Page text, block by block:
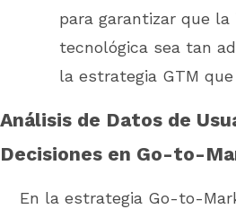
para garantizar que
tecnológica sea tan
la estrategia GTM
Análisis de Datos de
Decisiones en Go-to-
En la estrategia Go-to-